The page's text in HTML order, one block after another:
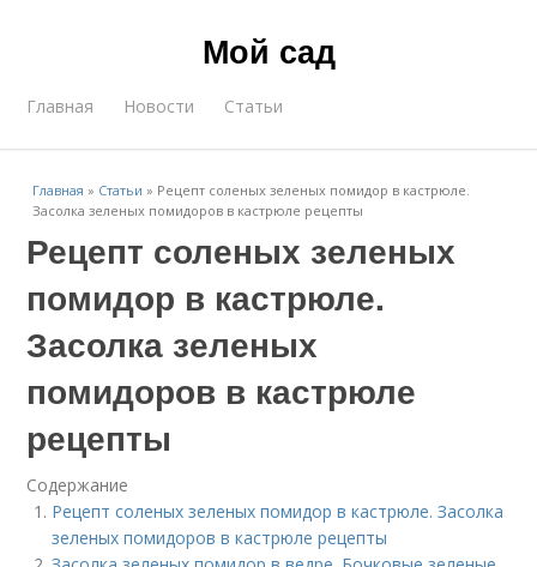
Мой сад
Главная Новости Статьи
Главная » Статьи » Рецепт соленых зеленых помидор в кастрюле.
Засолка зеленых помидоров в кастрюле рецепты
Рецепт соленых зеленых
помидор в кастрюле.
Засолка зеленых
помидоров в кастрюле
рецепты
Содержание
Рецепт соленых зеленых помидор в кастрюле. Засолка
зеленых помидоров в кастрюле рецепты